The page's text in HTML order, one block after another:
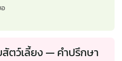
ตว์เลี้ยง — คำปรึกษา